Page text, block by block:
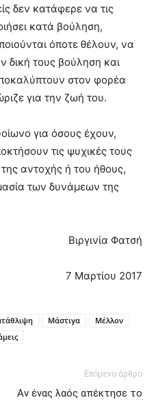
δεν κατάφερε να τις
κατά βούληση,
όποτε θέλουν, να
δική τους βούληση και
στον φορέα
για την ζωή του.
για όσους έχουν,
τις ψυχικές τους
αντοχής ή του ήθους,
των δυνάμεων της
Βιργινία Φατσή
7 Μαρτίου 2017
Μάστιγα
Μέλλον
Επόμενο άρθρο
Αν ένας λαός απέκτησε το